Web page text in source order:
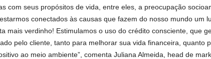
com seus propósitos de vida, entre eles, a preocupação
conectados às causas que fazem do nosso mundo um
mais verdinho! Estimulamos o uso do crédito consciente, que
pelo cliente, tanto para melhorar sua vida financeira, quanto
ao meio ambiente”, comenta Juliana Almeida, head de